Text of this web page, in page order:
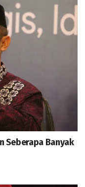
Seberapa Banyak